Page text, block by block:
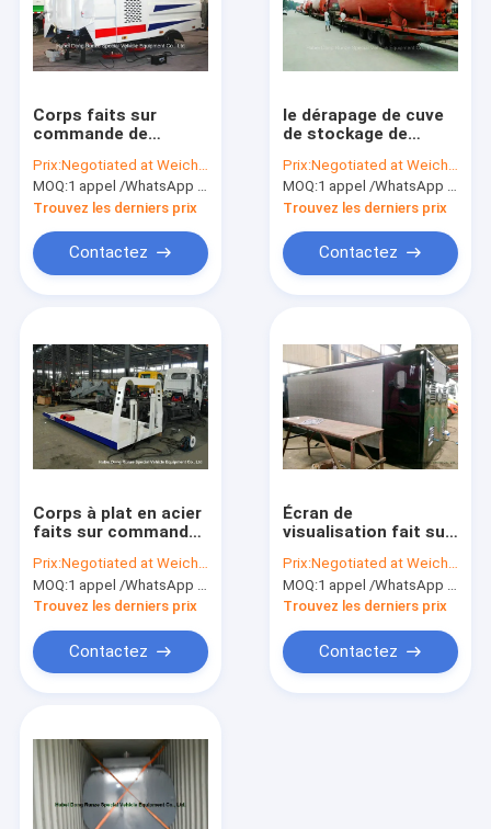
Produits
A propos de nous
Corps faits sur
commande de
de route pour
l'empattement
3360mm de camion
3800mm 4500mm
Prix:Negotiated at Weichat:King253725877
MOQ:1 appel /WhatsApp d'unité : +8615271357675
Trouvez les derniers prix
Contactez
le dérapage de cuve
de stockage de
chlorhydrique a
monté pour le
stockage/transport
Prix:Negotiated at Weichat:King253725877
MOQ:1 appel /WhatsApp d'unité : +8615271357675
Trouvez les derniers prix
Contactez
Corps à plat en acier
faits sur commande
supérieur de
naufrageur de
transporteur de
Prix:Negotiated at Weichat:King253725877
MOQ:1 appel /WhatsApp d'unité : +8615271357675
Trouvez les derniers prix
Contactez
Écran de
visualisation fait sur
de camion pour la
publicité mobile de
camion de panneau
Prix:Negotiated at Weichat:King253725877
MOQ:1 appel /WhatsApp d'unité : +8615271357675
Trouvez les derniers prix
Contactez